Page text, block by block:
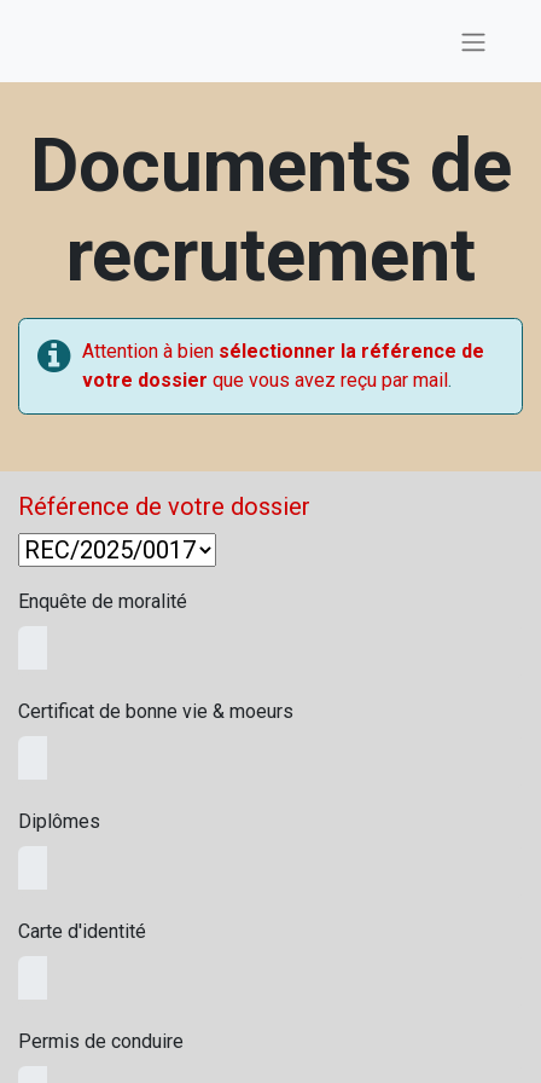
Documents de
recrutement
Attention à bien sélectionner la référence de
votre dossier que vous avez reçu par mail.
Référence de votre dossier
Enquête de moralité
Certificat de bonne vie & moeurs
Diplômes
Carte d'identité
Permis de conduire